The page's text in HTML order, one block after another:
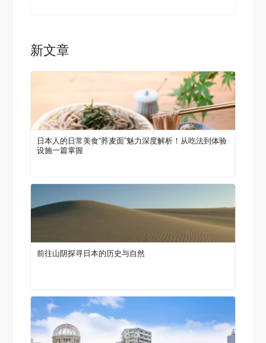
新文章
日本人的日常美食“荞麦面”魅力深度解析！从吃法到体验
设施一篇掌握
前往山阴探寻日本的历史与自然